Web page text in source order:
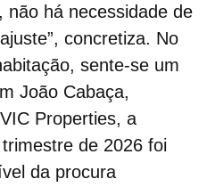
não há necessidade de
concretiza. No
sente-se um
João Cabaça,
Properties, a
de 2026 foi
da procura